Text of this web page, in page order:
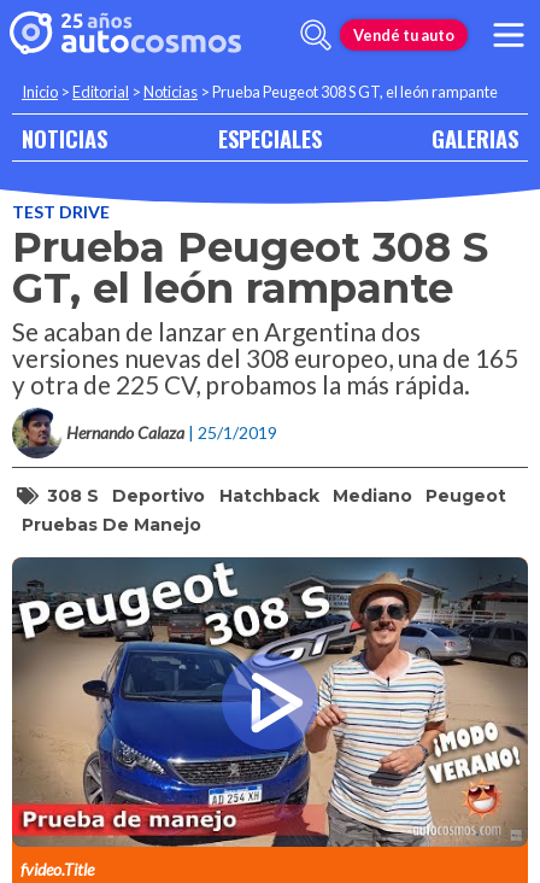
Vendé tu auto
Inicio >Editorial >Noticias >Prueba Peugeot 308 S GT, el león rampante
NOTICIAS ESPECIALES GALERIAS
TEST DRIVE
Prueba Peugeot 308 S
GT, el león rampante
Se acaban de lanzar en Argentina dos
versiones nuevas del 308 europeo, una de 165
y otra de 225 CV, probamos la más rápida.
Hernando Calaza | 25/1/2019
308 S Deportivo Hatchback Mediano
Peugeot
Pruebas De Manejo
fvideo.Title